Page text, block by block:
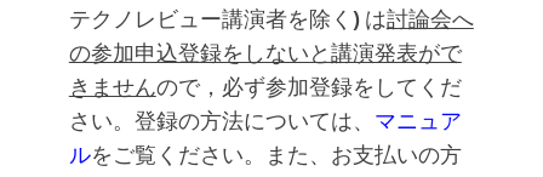
テクノレビュー講演者を除く) は討論会へ
の参加申込登録をしないと講演発表がで
きませんので，必ず参加登録をしてくだ
さい。登録の方法については、 マニュア
ルをご覧ください。また、お支払いの方